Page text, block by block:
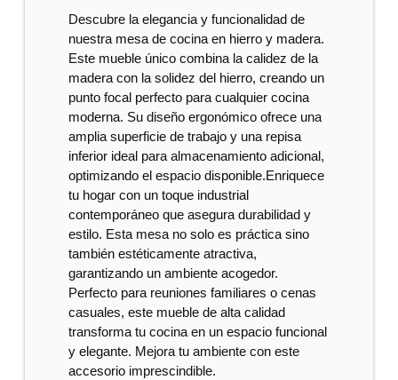
Descubre la elegancia y funcionalidad de
nuestra mesa de cocina en hierro y madera.
Este mueble único combina la calidez de la
madera con la solidez del hierro, creando un
punto focal perfecto para cualquier cocina
moderna. Su diseño ergonómico ofrece una
amplia superficie de trabajo y una repisa
inferior ideal para almacenamiento adicional,
optimizando el espacio disponible.Enriquece
tu hogar con un toque industrial
contemporáneo que asegura durabilidad y
estilo. Esta mesa no solo es práctica sino
también estéticamente atractiva,
garantizando un ambiente acogedor.
Perfecto para reuniones familiares o cenas
casuales, este mueble de alta calidad
transforma tu cocina en un espacio funcional
y elegante. Mejora tu ambiente con este
accesorio imprescindible.